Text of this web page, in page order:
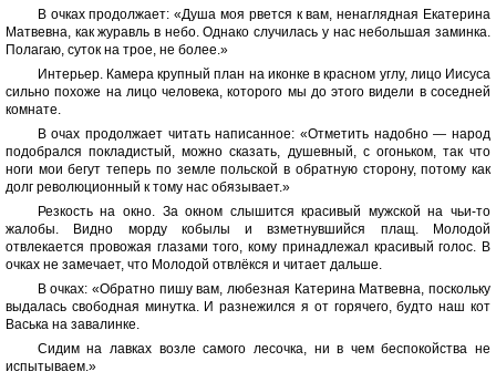
В очках продолжает: «Душа моя рвется к вам, ненаглядная Екатерина
Матвевна, как журавль в небо. Однако случилась у нас небольшая заминка.
Полагаю, суток на трое, не более.»
Интерьер. Камера крупный план на иконке в красном углу, лицо Иисуса
сильно похоже на лицо человека, которого мы до этого видели в соседней
комнате.
В очах продолжает читать написанное: «Отметить надобно — народ
подобрался покладистый, можно сказать, душевный, с огоньком, так что
ноги мои бегут теперь по земле польской в обратную сторону, потому как
долг революционный к тому нас обязывает.»
Резкость на окно. За окном слышится красивый мужской на чьи-то
жалобы. Видно морду кобылы и взметнувшийся плащ. Молодой
отвлекается провожая глазами того, кому принадлежал красивый голос. В
очках не замечает, что Молодой отвлёкся и читает дальше.
В очках: «Обратно пишу вам, любезная Катерина Матвевна, поскольку
выдалась свободная минутка. И разнежился я от горячего, будто наш кот
Васька на завалинке.
Сидим на лавках возле самого лесочка, ни в чем беспокойства не
испытываем.»